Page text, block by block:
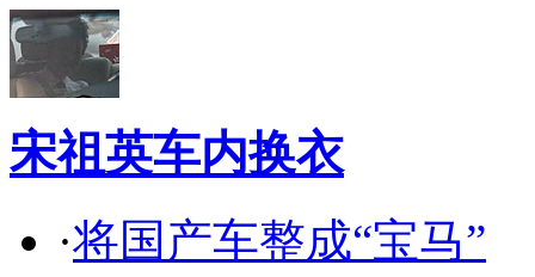
宋祖英车内换衣
·将国产车整成“宝马”